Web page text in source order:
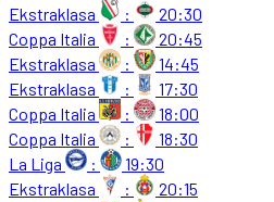
Ekstraklasa
:
20:30
Coppa Italia
:
20:45
Ekstraklasa
:
14:45
Ekstraklasa
:
17:30
Coppa Italia
:
18:00
Coppa Italia
:
18:30
La Liga
:
19:30
Ekstraklasa
:
20:15